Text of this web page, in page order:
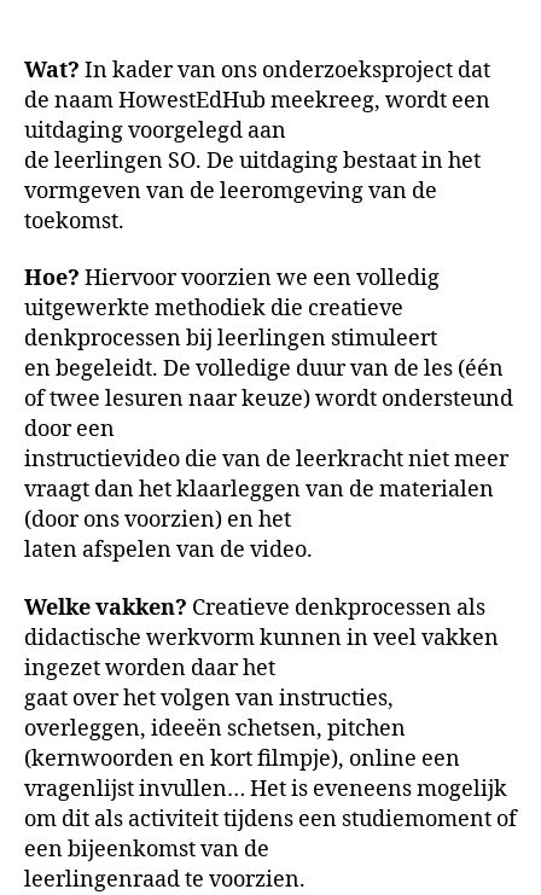
Wat? In kader van ons onderzoeksproject dat
de naam HowestEdHub meekreeg, wordt een
uitdaging voorgelegd aan
de leerlingen SO. De uitdaging bestaat in het
vormgeven van de leeromgeving van de
toekomst.
Hoe? Hiervoor voorzien we een volledig
uitgewerkte methodiek die creatieve
denkprocessen bij leerlingen stimuleert
en begeleidt. De volledige duur van de les (één
of twee lesuren naar keuze) wordt ondersteund
door een
instructievideo die van de leerkracht niet meer
vraagt dan het klaarleggen van de materialen
(door ons voorzien) en het
laten afspelen van de video.
Welke vakken? Creatieve denkprocessen als
didactische werkvorm kunnen in veel vakken
ingezet worden daar het
gaat over het volgen van instructies,
overleggen, ideeën schetsen, pitchen
(kernwoorden en kort filmpje), online een
vragenlijst invullen… Het is eveneens mogelijk
om dit als activiteit tijdens een studiemoment of
een bijeenkomst van de
leerlingenraad te voorzien.